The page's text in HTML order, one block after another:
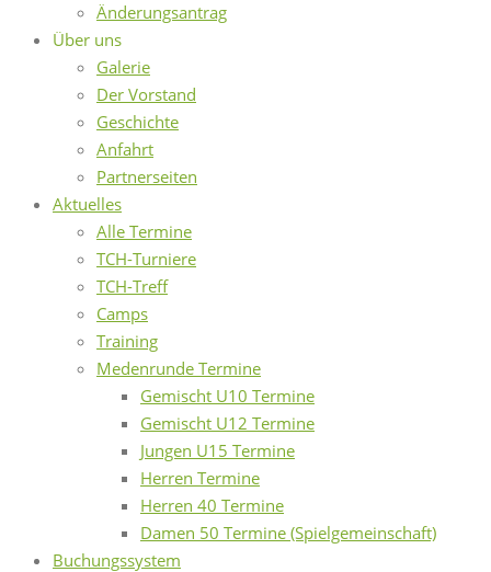
Änderungsantrag
Über uns
Galerie
Der Vorstand
Geschichte
Anfahrt
Partnerseiten
Aktuelles
Alle Termine
TCH-Turniere
TCH-Treff
Camps
Training
Medenrunde Termine
Gemischt U10 Termine
Gemischt U12 Termine
Jungen U15 Termine
Herren Termine
Herren 40 Termine
Damen 50 Termine (Spielgemeinschaft)
Buchungssystem